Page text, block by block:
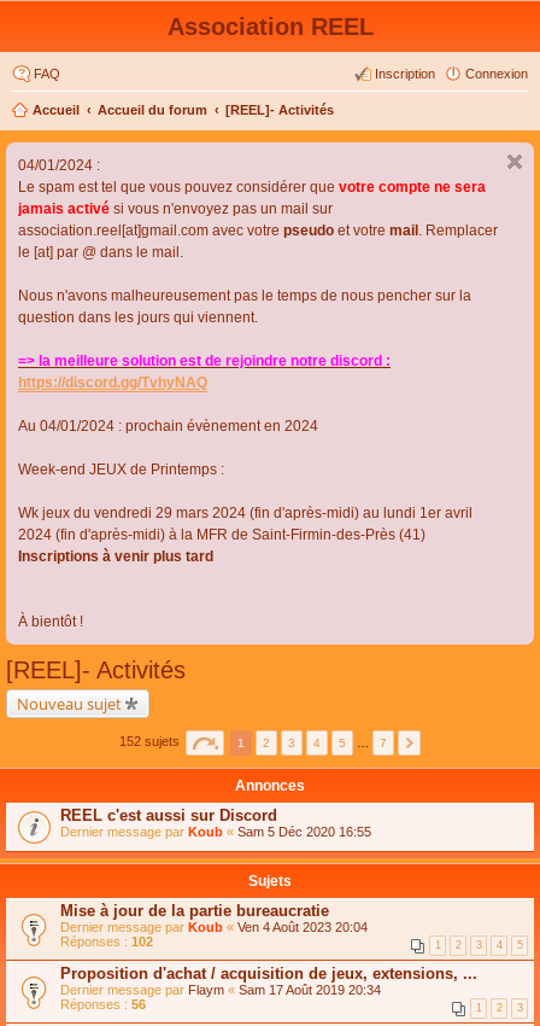
Association REEL
FAQ Connexion
Inscription
Accueil Accueil du forum [REEL]- Activités
04/01/2024 :
Le spam est tel que vous pouvez considérer que votre compte ne sera
jamais activé si vous n'envoyez pas un mail sur
association.reel[at]gmail.com avec votre pseudo et votre mail . Remplacer
le [at] par @ dans le mail.
Nous n'avons malheureusement pas le temps de nous pencher sur la
question dans les jours qui viennent.
=> la meilleure solution est de rejoindre notre discord :
https://discord.gg/TvhyNAQ
Au 04/01/2024 : prochain évènement en 2024
Week-end JEUX de Printemps :
Wk jeux du vendredi 29 mars 2024 (fin d'après-midi) au lundi 1er avril
2024 (fin d'après-midi) à la MFR de Saint-Firmin-des-Près (41)
Inscriptions à venir plus tard
À bientôt !
[REEL]- Activités
Nouveau sujet
152 sujets 1 2 3 4 5 7
Annonces
REEL c'est aussi sur Discord
Dernier message par Koub « Sam 5 Déc 2020 16:55
Sujets
Mise à jour de la partie bureaucratie
Dernier message par Koub « Ven 4 Août 2023 20:04
Réponses : 102 1 2 3 4 5
Proposition d'achat / acquisition de jeux, extensions, ...
Dernier message par Flaym « Sam 17 Août 2019 20:34
Réponses : 56 1 2 3